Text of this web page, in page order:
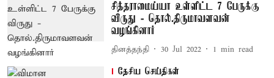
சித்தராமைய்யா உள்ளிட்ட 7 பேருக்கு
விருது - தொல்.திருமாவளவன்
வழங்கினார்
தினத்தந்தி 30 Jul 2022 1 min read
தேசிய செய்திகள்